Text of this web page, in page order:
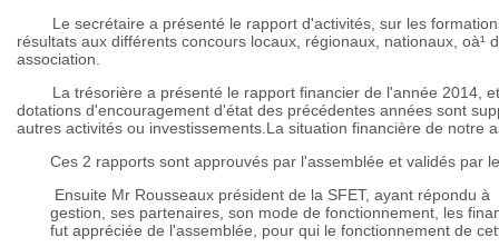
Le secrétaire a présenté le rapport d'activités, sur les
résultats aux différents concours locaux, régionaux, nationaux,
association.
La trésorière a présenté le rapport financier de l'année 2014, et
dotations d'encouragement d'état des précédentes années sont
autres activités ou investissements.La situation financière de notre
Ces 2 rapports sont approuvés par l'assemblée et validés par
Ensuite Mr Rousseaux président de la SFET, ayant répondu
gestion, ses partenaires, son mode de fonctionnement, les
fut appréciée de l'assemblée, pour qui le fonctionnement de